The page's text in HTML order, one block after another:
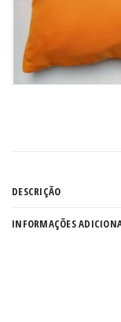
DESCRIÇÃO
INFORMAÇÕES